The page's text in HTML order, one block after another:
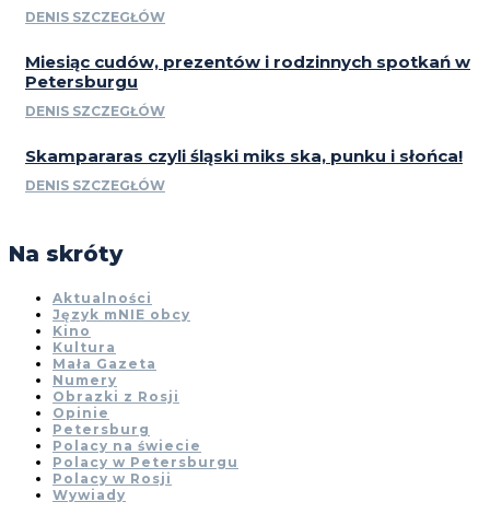
DENIS SZCZEGŁÓW
Miesiąc cudów, prezentów i rodzinnych spotkań w
Petersburgu
DENIS SZCZEGŁÓW
Skampararas czyli śląski miks ska, punku i słońca!
DENIS SZCZEGŁÓW
Na skróty
Aktualności
Język mNIE obcy
Kino
Kultura
Mała Gazeta
Numery
Obrazki z Rosji
Opinie
Petersburg
Polacy na świecie
Polacy w Petersburgu
Polacy w Rosji
Wywiady